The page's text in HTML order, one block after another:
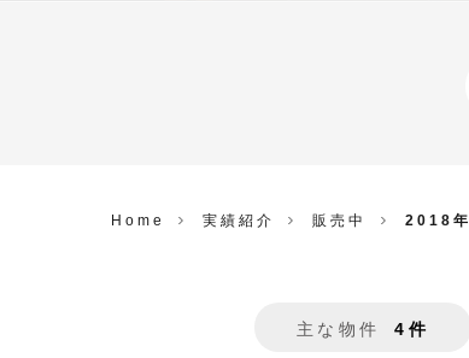
Home 実績紹介 販売中 2018年
主な物件 4件